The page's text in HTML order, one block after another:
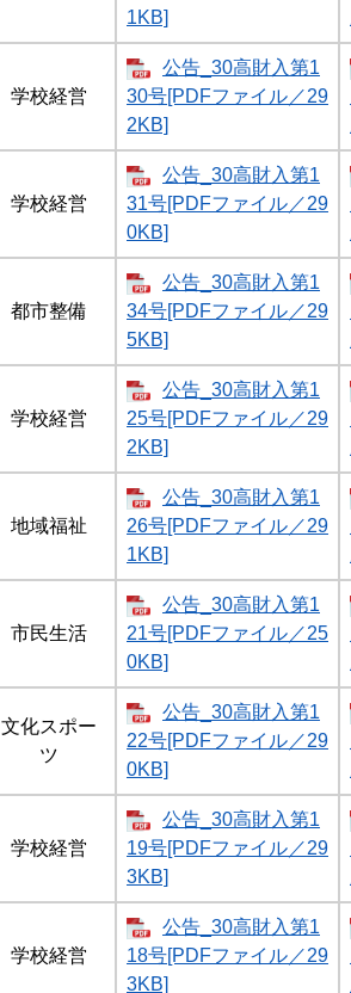
1KB]
学校経営
公告_30高財入第1
30号[PDFファイル／29
2KB]
学校経営
公告_30高財入第1
31号[PDFファイル／29
0KB]
都市整備
公告_30高財入第1
34号[PDFファイル／29
5KB]
学校経営
公告_30高財入第1
25号[PDFファイル／29
2KB]
地域福祉
公告_30高財入第1
26号[PDFファイル／29
1KB]
市民生活
公告_30高財入第1
21号[PDFファイル／25
0KB]
文化スポー
ツ
公告_30高財入第1
22号[PDFファイル／29
0KB]
学校経営
公告_30高財入第1
19号[PDFファイル／29
3KB]
学校経営
公告_30高財入第1
18号[PDFファイル／29
3KB]